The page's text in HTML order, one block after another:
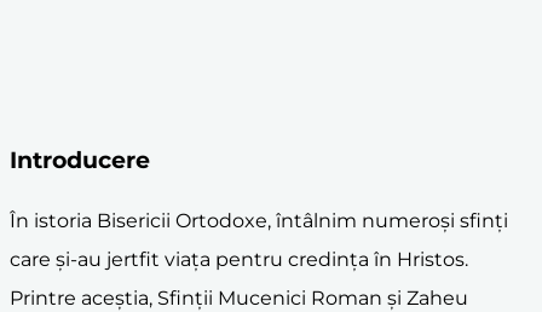
Introducere
În istoria Bisericii Ortodoxe, întâlnim numeroși sfinți
care și-au jertfit viața pentru credința în Hristos.
Printre aceștia, Sfinții Mucenici Roman și Zaheu